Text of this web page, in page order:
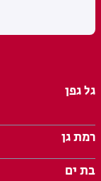
גל גפן
רמת גן
בת ים